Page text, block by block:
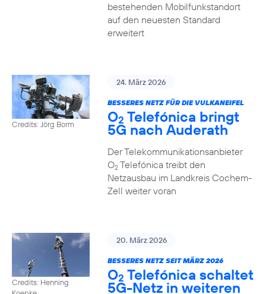
bestehenden Mobilfunkstandort
auf den neuesten Standard
erweitert
Credits: Jörg Borm
24. März 2026
BESSERES NETZ FÜR DIE VULKANEIFEL
O2 Telefónica bringt
5G nach Auderath
Der Telekommunikationsanbieter
O2Telefónica treibt den
Netzausbau im Landkreis Cochem-
Zell weiter voran
Credits: Henning
20. März 2026
BESSERES NETZ SEIT MÄRZ 2026
O2 Telefónica schaltet
5G-Netz in weiteren